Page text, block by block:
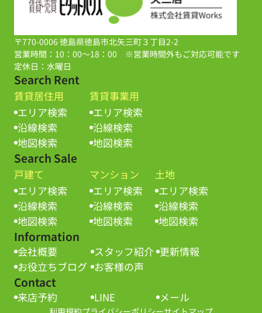
〒770-0006 徳島県徳島市北矢三町３丁目2-2
営業時間：10：00～18：00 ※営業時間外もご対応可能です
定休日：水曜日
Search Rent
賃貸居住用
エリア検索
沿線検索
地図検索
賃貸事業用
エリア検索
沿線検索
地図検索
Search Sale
戸建て
エリア検索
沿線検索
地図検索
マンション
エリア検索
沿線検索
地図検索
土地
エリア検索
沿線検索
地図検索
Information
会社概要 スタッフ紹介 更新情報
お役立ちブログ お客様の声
Contact
来店予約 LINE メール